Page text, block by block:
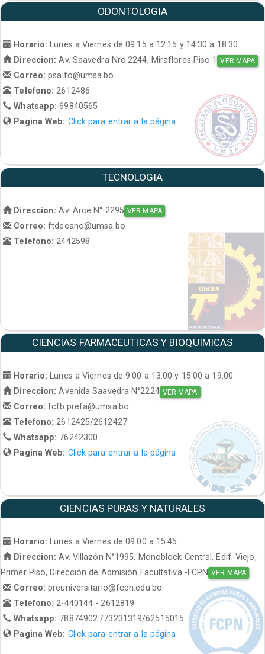
ODONTOLOGIA
Horario: Lunes a Viernes de 09:15 a 12:15 y 14:30 a 18:30
Direccion: Av. Saavedra Nro.2244, Miraflores Piso 1 VER MAPA
Correo:psa.fo@umsa.bo
Telefono:2612486
Whatsapp:69840565
Pagina Web: Click para entrar a la página
TECNOLOGIA
Direccion: Av. Arce N° 2295 VER MAPA
Correo:ftdecano@umsa.bo
Telefono: 2442598
CIENCIAS FARMACEUTICAS Y BIOQUIMICAS
Horario: Lunes a Viernes de 9:00 a 13:00 y 15:00 a 19:00
Direccion: Avenida Saavedra N°2224 VER MAPA
Correo:fcfb.prefa@umsa.bo
Telefono:2612425/2612427
Whatsapp: 76242300
Pagina Web: Click para entrar a la página
CIENCIAS PURAS Y NATURALES
Horario:
Lunes a Viernes de 09:00 a 15:45
Direccion: Av. Villazón N°1995, Monoblock Central, Edif. Viejo,
Primer Piso, Dirección de Admisión Facultativa -FCPN VER MAPA
Correo:preuniversitario@fcpn.edu.bo
Telefono: 2-440144 - 2612819
Whatsapp: 78874902 /73231319/62515015
Pagina Web: Click para entrar a la página